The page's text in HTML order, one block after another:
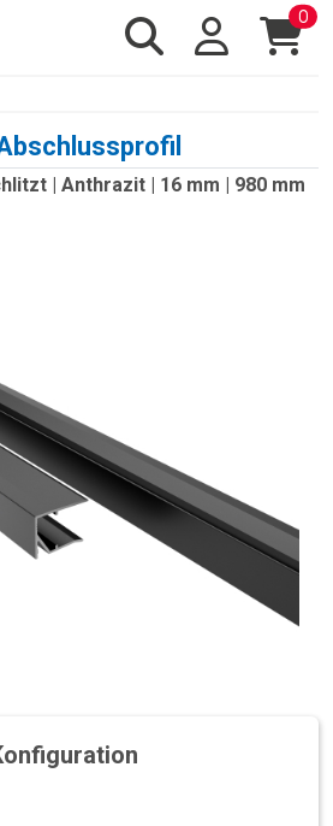
0
| Anthrazit | 16 mm | 980 mm